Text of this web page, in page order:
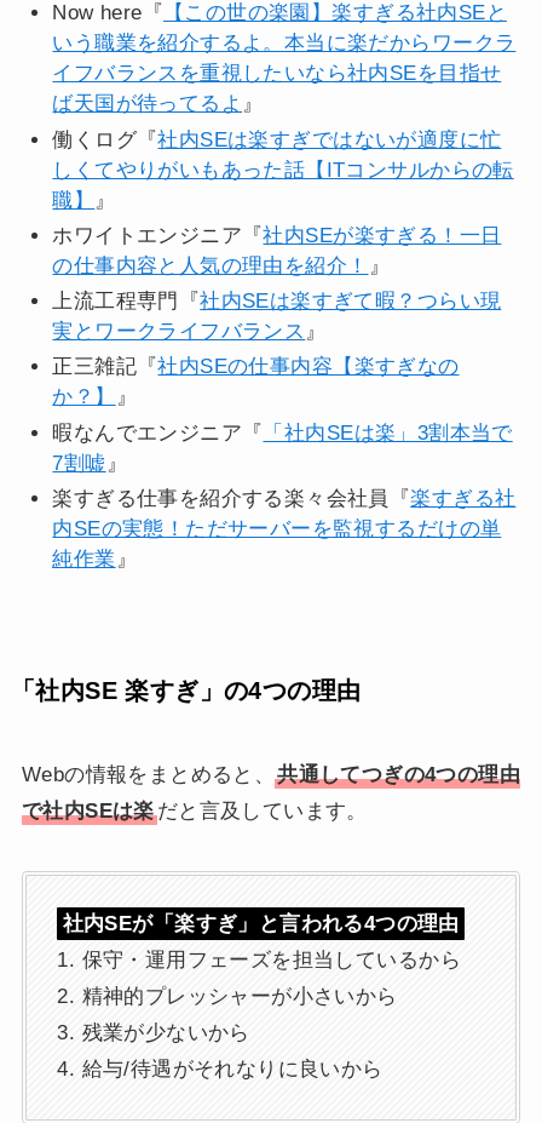
Now here『
【この世の楽園】楽すぎる社内SEと
いう職業を紹介するよ。本当に楽だからワークラ
イフバランスを重視したいなら社内SEを目指せ
ば天国が待ってるよ 』
働くログ『社内SEは楽すぎではないが適度に忙
しくてやりがいもあった話【ITコンサルからの転
職】
』
ホワイトエンジニア『社内SEが楽すぎる！一日
の仕事内容と人気の理由を紹介！ 』
上流工程専門『社内SEは楽すぎて暇？つらい現
実とワークライフバランス 』
正三雑記『社内SEの仕事内容【楽すぎなの
か？】
』
暇なんでエンジニア『
「社内SEは楽」3割本当で
7割嘘 』
楽すぎる仕事を紹介する楽々会社員『楽すぎる社
内SEの実態！ただサーバーを監視するだけの単
純作業 』
「社内SE 楽すぎ」の4つの理由
Webの情報をまとめると、共通してつぎの4つの理由
で社内SEは楽だと言及しています。
社内SEが「楽すぎ」と言われる4つの理由
1. 保守・運用フェーズを担当しているから
2. 精神的プレッシャーが小さいから
3. 残業が少ないから
4. 給与/待遇がそれなりに良いから